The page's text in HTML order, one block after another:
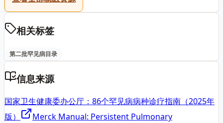
相关标签
第二批罕见病目录
信息来源
国家卫生健康委办公厅：86个罕见病病种诊疗指南（2025年
版）
Merck Manual: Persistent Pulmonary